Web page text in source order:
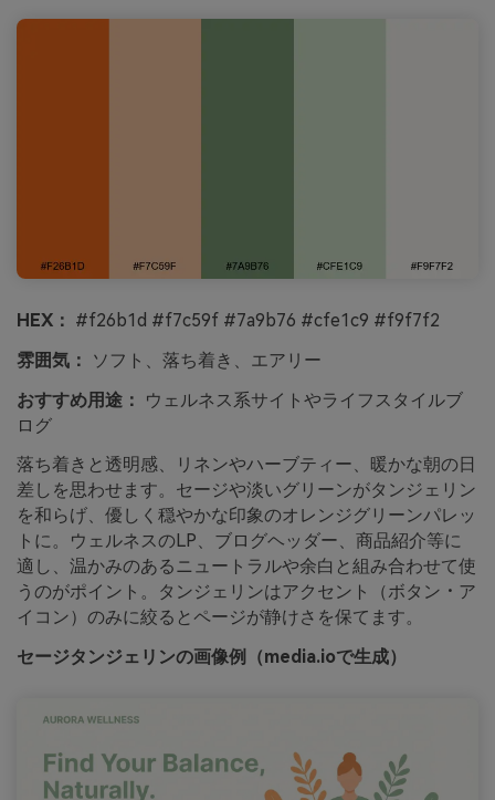
HEX： #f26b1d #f7c59f #7a9b76 #cfe1c9 #f9f7f2
雰囲気：
ソフト、落ち着き、エアリー
おすすめ用途：
ウェルネス系サイトやライフスタイルブ
ログ
落ち着きと透明感、リネンやハーブティー、暖かな朝の日
差しを思わせます。セージや淡いグリーンがタンジェリン
を和らげ、優しく穏やかな印象のオレンジグリーンパレッ
トに。ウェルネスのLP、ブログヘッダー、商品紹介等に
適し、温かみのあるニュートラルや余白と組み合わせて使
うのがポイント。タンジェリンはアクセント（ボタン・ア
イコン）のみに絞るとページが静けさを保てます。
セージタンジェリンの画像例（media.ioで生成）